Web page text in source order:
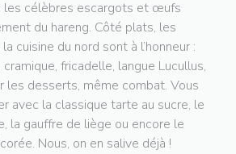
les célèbres escargots et œufs
du hareng. Côté plats, les
cuisine du nord sont à l’honneur :
fricadelle, langue Lucullus,
les desserts, même combat. Vous
avec la classique tarte au sucre, le
la gauffre de liège ou encore le
Nous, on en salive déjà !